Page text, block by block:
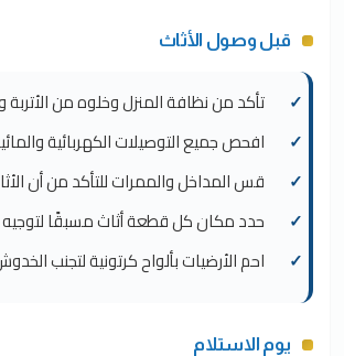
قبل وصول الأثاث
تأكد من نظافة المنزل وخلوه من الأتربة
افحص جميع التوصيلات الكهربائية
قس المداخل والممرات للتأكد من أن
حدد مكان كل قطعة أثاث مسبقًا
احم الأرضيات بألواح كرتونية لتجنب
يوم الاستلام